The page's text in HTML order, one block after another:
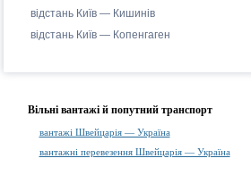
відстань Київ — Кишинів
відстань Київ — Копенгаген
Вільні вантажі й попутний транспорт
вантажі Швейцарія — Україна
вантажні перевезення Швейцарія — Україна